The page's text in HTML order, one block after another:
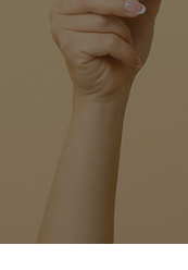
Nødvendige
Disse cookies
er ikke
valgfrie. De er
nødvendige
hjemmesiden
kan fungere.